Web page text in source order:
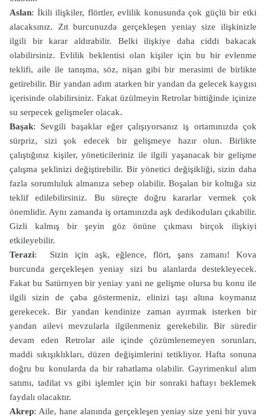
Aslan: İkili ilişkiler, flörtler, evlilik konusunda çok güçlü bir etki
alacaksınız. Zıt burcunuzda gerçekleşen yeniay size ilişkinizle
ilgili bir karar aldırabilir. Belki ilişkiye daha ciddi bakacak
olabilirsiniz. Evlilik beklentisi olan kişiler için bu bir evlenme
teklifi, aile ile tanışma, söz, nişan gibi bir merasimi de birlikte
getirebilir. Bir yandan adım atarken bir yandan da gelecek kaygısı
içerisinde olabilirsiniz. Fakat üzülmeyin Retrolar bittiğinde içinize
su serpecek gelişmeler olacak.
Başak: Sevgili başaklar eğer çalışıyorsanız iş ortamınızda çok
sürpriz, sizi şok edecek bir gelişmeye hazır olun. Birlikte
çalıştığınız kişiler, yöneticileriniz ile ilgili yaşanacak bir gelişme
çalışma şeklinizi değiştirebilir. Bir yönetici değişikliği, sizin daha
fazla sorumluluk almanıza sebep olabilir. Boşalan bir koltuğa siz
teklif edilebilirsiniz. Bu süreçte doğru kararlar vermek çok
önemlidir. Aynı zamanda iş ortamınızda aşk dedikoduları çıkabilir.
Gizli kalmış bir şeyin göz önüne çıkması birçok ilişkiyi
etkileyebilir.
Terazi: Sizin için aşk, eğlence, flört, şans zamanı! Kova
burcunda gerçekleşen yeniay sizi bu alanlarda destekleyecek.
Fakat bu Satürnyen bir yeniay yani ne gelişme olursa bu konu ile
ilgili sizin de çaba göstermeniz, elinizi taşı altına koymanız
gerekecek. Bir yandan kendinize zaman ayırmak isterken bir
yandan ailevi mevzularla ilgilenmeniz gerekebilir. Bir süredir
devam eden Retrolar aile içinde çözümlenemeyen sorunları,
maddi sıkışıklıkları, düzen değişimlerini tetikliyor. Hafta sonuna
doğru bu konularda da bir rahatlama olabilir. Gayrimenkul alım
satımı, tadilat vs gibi işlemler için bir sonraki haftayı beklemek
faydalı olacaktır.
Akrep: Aile, hane alanında gerçekleşen yeniay size yeni bir yuva